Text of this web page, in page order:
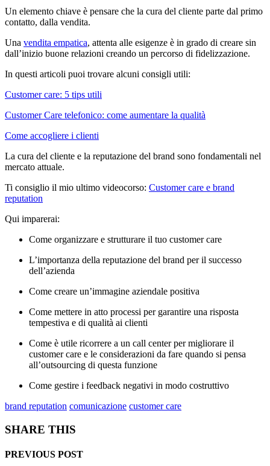
Un elemento chiave è pensare che la cura del cliente parte dal primo
contatto, dalla vendita.
Una vendita empatica, attenta alle esigenze è in grado di creare sin
dall’inizio buone relazioni creando un percorso di fidelizzazione.
In questi articoli puoi trovare alcuni consigli utili:
Customer care: 5 tips utili
Customer Care telefonico: come aumentare la qualità
Come accogliere i clienti
La cura del cliente e la reputazione del brand sono fondamentali nel
mercato attuale.
Ti consiglio il mio ultimo videocorso: Customer care e brand
reputation
Qui imparerai:
Come organizzare e strutturare il tuo customer care
L’importanza della reputazione del brand per il successo
dell’azienda
Come creare un’immagine aziendale positiva
Come mettere in atto processi per garantire una risposta
tempestiva e di qualità ai clienti
Come è utile ricorrere a un call center per migliorare il
customer care e le considerazioni da fare quando si pensa
all’outsourcing di questa funzione
Come gestire i feedback negativi in modo costruttivo
brand reputation comunicazione customer care
SHARE THIS
PREVIOUS POST